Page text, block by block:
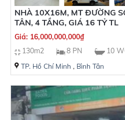
NHÀ 10X16M, MT ĐƯỜNG
TÂN, 4 TẦNG, GIÁ 16 TỶ TL
Giá: 16,000,000,000₫
130m2
8 PN 10
TP. Hồ Chí Minh , Bình Tân